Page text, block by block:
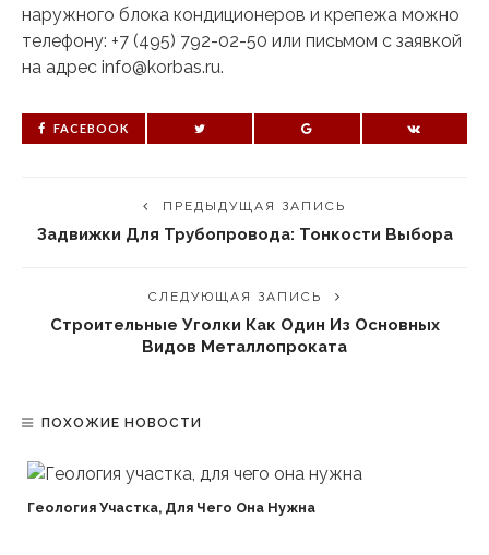
наружного блока кондиционеров и крепежа можно
телефону: +7 (495) 792-02-50 или письмом с заявкой
на адрес info@korbas.ru.
FACEBOOK
ПРЕДЫДУЩАЯ ЗАПИСЬ
Задвижки Для Трубопровода: Тонкости Выбора
СЛЕДУЮЩАЯ ЗАПИСЬ
Строительные Уголки Как Один Из Основных
Видов Металлопроката
ПОХОЖИЕ НОВОСТИ
Геология Участка, Для Чего Она Нужна